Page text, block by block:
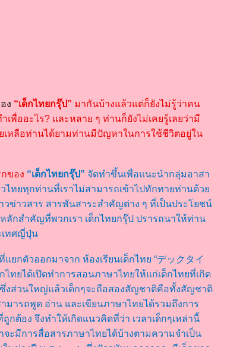
ง “เด็กไทยกรุ๊ป” มากันบ้างแล้วแต่ก็ยังไม่รู้ว่าคน
เพื่ออะไร? และหลาย ๆ ท่านก็ยังไม่เคยรู้เลยว่ามี
หลือท่านได้ยามท่านมีปัญหาในการใช้ชีวิตอยู่ใน
ของ “เด็กไทยกรุ๊ป” จัดทำขึ้นเพื่อแนะนำกลุ่มอาสา
ไทยทุกท่านที่เราไม่สามารถเข้าไปทักทายท่านด้ว
วข่าวสาร สารพันสาระสำคัญต่าง ๆ ที่เป็นประโยชน์
ลักสำคัญที่พวกเรา เด็กไทยกรุ๊ป ปรารถนาให้ท่าน
ทศญี่ปุ่น
ยกตัวออกมาจาก ห้องเรียนเด็กไทย “デックタイ
กไทยได้เปิดทำการสอนภาษาไทยให้แก่เด็กไทยที่เกิด
งส่วนใหญ่แล้วเด็กๆจะถือสองสัญชาติคือทั้งสัญชาติ
ารถพูด อ่าน และเขียนภาษาไทยได้รวมถึงการ
กต้อง จึงทำให้เกิดแนวคิดที่ว่า เวลาเด็กๆเหล่านี้
จะมีการสื่อสารภาษาไทยได้บ้างตามความจำเป็น